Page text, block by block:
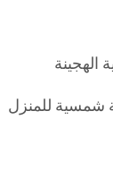
الهجينة
شمسية للمنزل